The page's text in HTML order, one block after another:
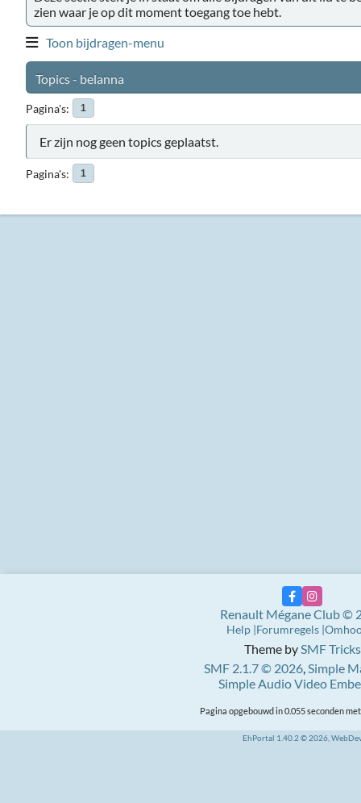
zien waar je op dit moment toegang toe hebt.
Toon bijdragen-menu
Topics - belanna
Pagina's 1
Er zijn nog geen topics geplaatst.
Pagina's 1
Theme bySMF Tricks
SMF 2.1.7 © 2026,Simple
Simple Audio Video
Renault Mégane Club ©
Help Forumregels
Pagina opgebouwd in 0.055 seconden
EhPortal 1.40.2 © 2026,